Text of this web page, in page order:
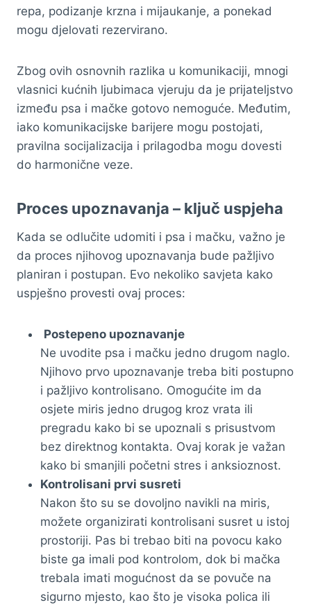
repa, podizanje krzna i mijaukanje, a ponekad
mogu djelovati rezervirano.
Zbog ovih osnovnih razlika u komunikaciji, mnogi
vlasnici kućnih ljubimaca vjeruju da je prijateljstvo
između psa i mačke gotovo nemoguće. Međutim,
iako komunikacijske barijere mogu postojati,
pravilna socijalizacija i prilagodba mogu dovesti
do harmonične veze.
Proces upoznavanja – ključ uspjeha
Kada se odlučite udomiti i psa i mačku, važno je
da proces njihovog upoznavanja bude pažljivo
planiran i postupan. Evo nekoliko savjeta kako
uspješno provesti ovaj proces:
Postepeno upoznavanje
Ne uvodite psa i mačku jedno drugom naglo.
Njihovo prvo upoznavanje treba biti postupno
i pažljivo kontrolisano. Omogućite im da
osjete miris jedno drugog kroz vrata ili
pregradu kako bi se upoznali s prisustvom
bez direktnog kontakta. Ovaj korak je važan
kako bi smanjili početni stres i anksioznost.
Kontrolisani prvi susreti
Nakon što su se dovoljno navikli na miris,
možete organizirati kontrolisani susret u istoj
prostoriji. Pas bi trebao biti na povocu kako
biste ga imali pod kontrolom, dok bi mačka
trebala imati mogućnost da se povuče na
sigurno mjesto, kao što je visoka polica ili